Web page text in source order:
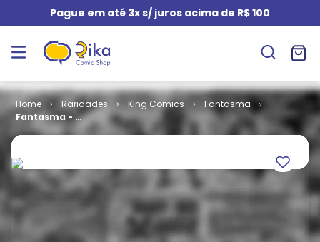
Pague em até 3x s/ juros acima de R$ 100
Raridades King Comics
Fantasma
Fantasma - 2ª
Série # 07